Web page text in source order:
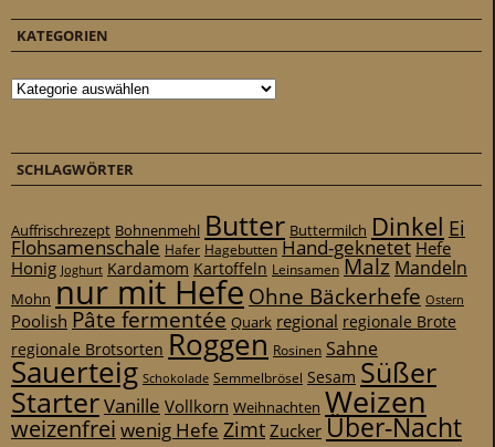
KATEGORIEN
Kategorien
SCHLAGWÖRTER
Auffrischrezept Bohnenmehl Butter Buttermilch Dinkel Ei
Flohsamenschale Hafer Hagebutten Hand-geknetet Hefe
Honig Joghurt Kardamom Kartoffeln Leinsamen Malz Mandeln
Mohn nur mit Hefe Ohne Bäckerhefe Ostern
Poolish Pâte fermentée Quark regional regionale Brote
regionale Brotsorten Roggen Rosinen Sahne
Sauerteig Schokolade Semmelbrösel Sesam Süßer
StarterVanille Vollkorn Weihnachten Weizen
weizenfrei wenig Hefe ZimtZuckerÜber-Nacht